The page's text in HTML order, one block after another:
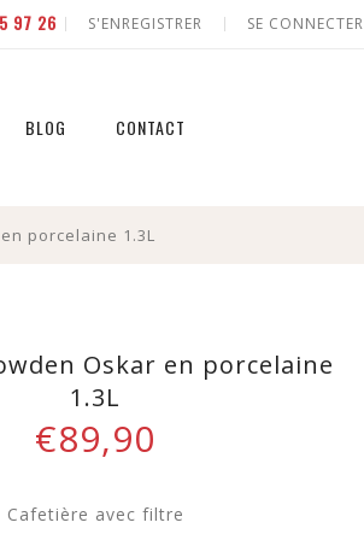
97 26 S'ENREGISTRER SE CONNECTER
BLOG CONTACT
porcelaine 1.3L
Oskar en porcelaine
1.3L
€89,90
Cafetière avec filtre